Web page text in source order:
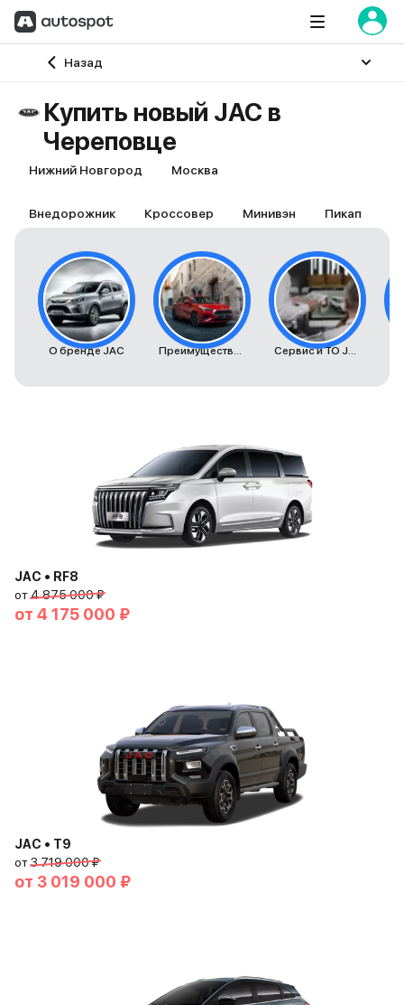
Назад
Главная
Купить новый JAC в
Череповце
Нижний Новгород Москва
Внедорожник Кроссовер Минивэн Пикап
О бренде JAC Преимущества автомобилей JAC Сервис и ТО JAC
JAC • RF8
от4 875 000 ₽
от 4 175 000 ₽
JAC • T9
от3 719 000 ₽
от 3 019 000 ₽